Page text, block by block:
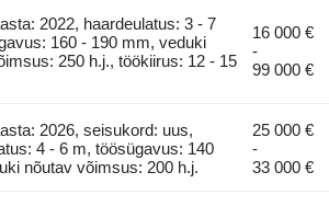
2022, haardeulatus: 3 - 7
160 - 190 mm, veduki
250 h.j., töökiirus: 12 - 15
16 000 €
-
99 000 €
2026, seisukord: uus,
4 - 6 m, töösügavus: 140
nõutav võimsus: 200 h.j.
25 000 €
-
33 000 €